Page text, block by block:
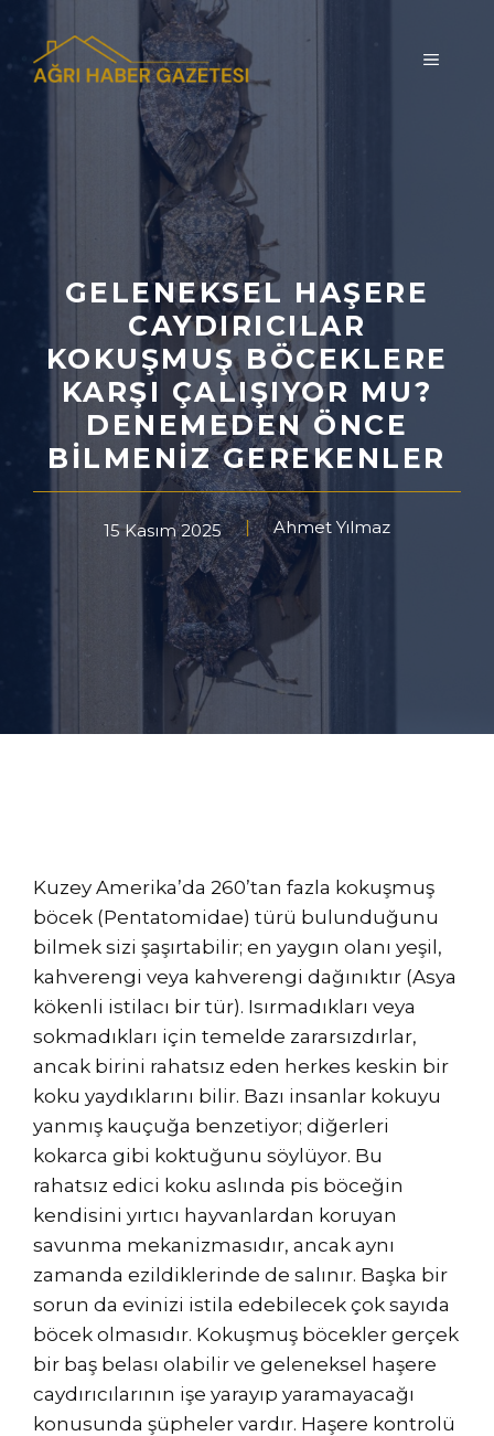
MENÜ
GELENEKSEL HAŞERE
CAYDIRICILAR
KOKUŞMUŞ BÖCEKLERE
KARŞI ÇALIŞIYOR MU?
DENEMEDEN ÖNCE
BILMENIZ GEREKENLER
15 Kasım 2025 Ahmet Yılmaz
Kuzey Amerika’da 260’tan fazla kokuşmuş
böcek (Pentatomidae) türü bulunduğunu
bilmek sizi şaşırtabilir; en yaygın olanı yeşil,
kahverengi veya kahverengi dağınıktır (Asya
kökenli istilacı bir tür). Isırmadıkları veya
sokmadıkları için temelde zararsızdırlar,
ancak birini rahatsız eden herkes keskin bir
koku yaydıklarını bilir. Bazı insanlar kokuyu
yanmış kauçuğa benzetiyor; diğerleri
kokarca gibi koktuğunu söylüyor. Bu
rahatsız edici koku aslında pis böceğin
kendisini yırtıcı hayvanlardan koruyan
savunma mekanizmasıdır, ancak aynı
zamanda ezildiklerinde de salınır. Başka bir
sorun da evinizi istila edebilecek çok sayıda
böcek olmasıdır. Kokuşmuş böcekler gerçek
bir baş belası olabilir ve geleneksel haşere
caydırıcılarının işe yarayıp yaramayacağı
konusunda şüpheler vardır. Haşere kontrolü